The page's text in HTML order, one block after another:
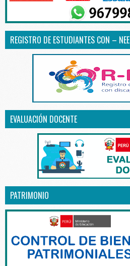
REGISTRO DE ESTUDIANTES CON – NEE
EVALUACIÓN DOCENTE
PATRIMONIO